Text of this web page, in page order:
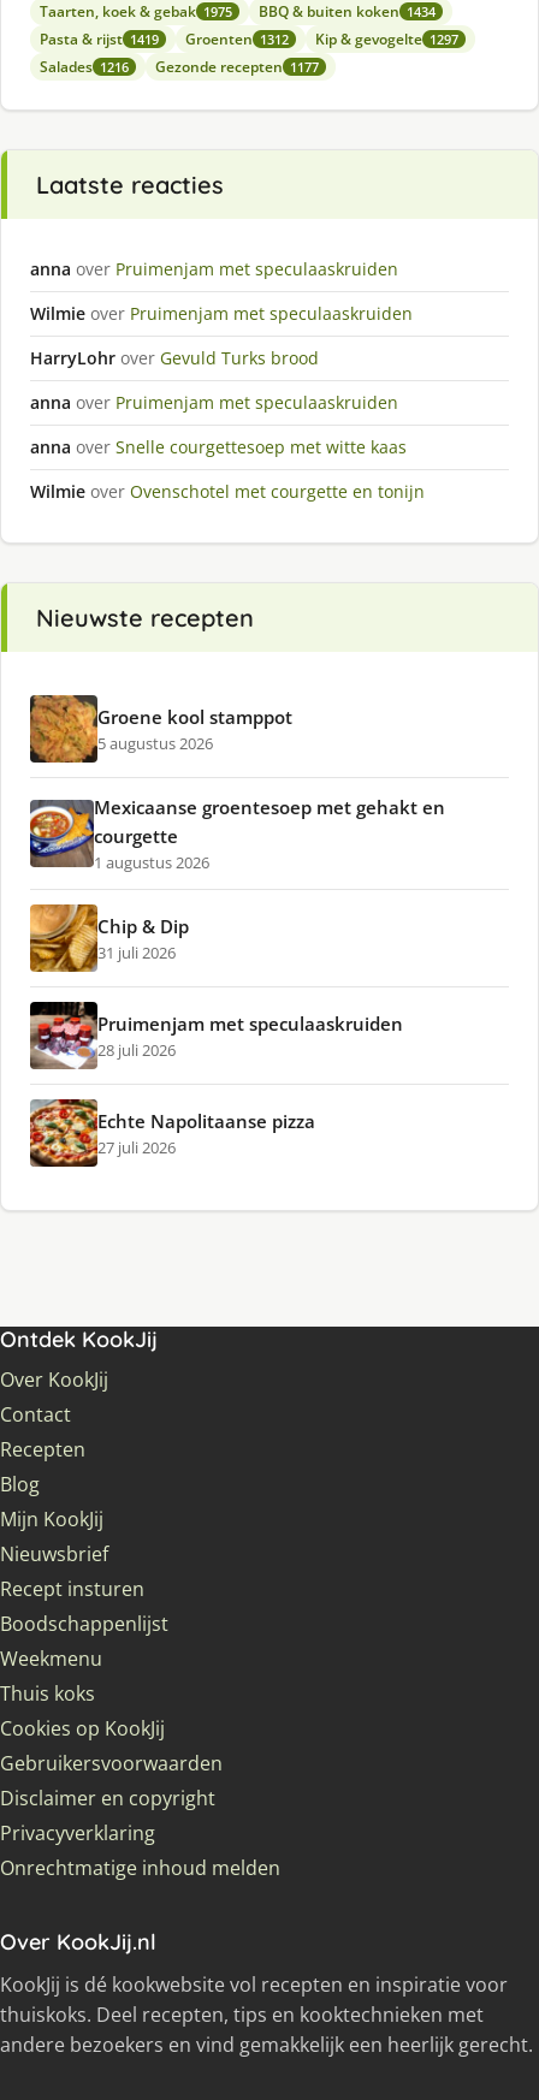
Taarten, koek & gebak 1975 BBQ & buiten koken 1434
Pasta & rijst 1419 Groenten 1312 Kip & gevogelte 1297
Salades 1216 Gezonde recepten 1177
Laatste reacties
anna over Pruimenjam met speculaaskruiden
Wilmie over Pruimenjam met speculaaskruiden
HarryLohr over Gevuld Turks brood
anna over Pruimenjam met speculaaskruiden
anna over Snelle courgettesoep met witte kaas
Wilmie over Ovenschotel met courgette en tonijn
Nieuwste recepten
Groene kool stamppot
5 augustus 2026
Mexicaanse groentesoep met gehakt en
courgette
1 augustus 2026
Chip & Dip
31 juli 2026
Pruimenjam met speculaaskruiden
28 juli 2026
Echte Napolitaanse pizza
27 juli 2026
Ontdek KookJij
Over KookJij
Contact
Recepten
Blog
Mijn KookJij
Nieuwsbrief
Recept insturen
Boodschappenlijst
Weekmenu
Thuis koks
Cookies op KookJij
Gebruikersvoorwaarden
Disclaimer en copyright
Privacyverklaring
Onrechtmatige inhoud melden
Over KookJij.nl
KookJij is dé kookwebsite vol recepten en inspiratie voor
thuiskoks. Deel recepten, tips en kooktechnieken met
andere bezoekers en vind gemakkelijk een heerlijk gerecht.